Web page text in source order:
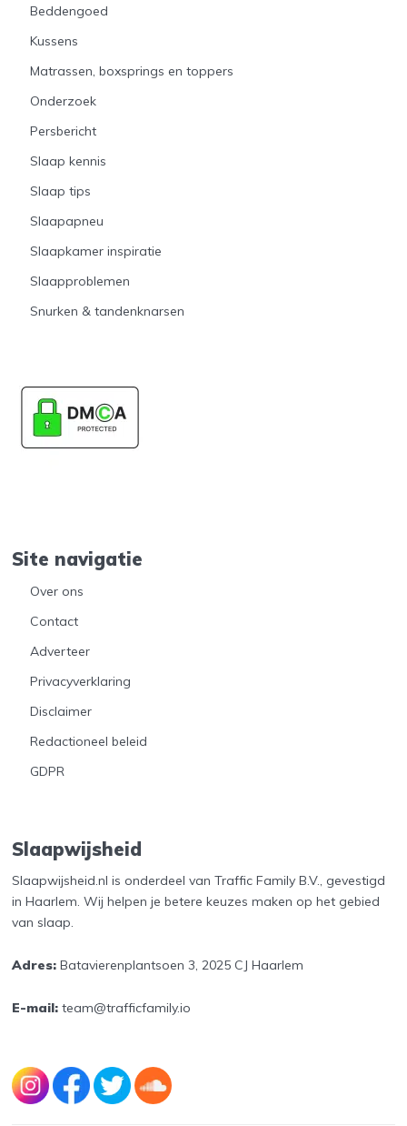
Beddengoed
Kussens
Matrassen, boxsprings en toppers
Onderzoek
Persbericht
Slaap kennis
Slaap tips
Slaapapneu
Slaapkamer inspiratie
Slaapproblemen
Snurken & tandenknarsen
Site navigatie
Over ons
Contact
Adverteer
Privacyverklaring
Disclaimer
Redactioneel beleid
GDPR
Slaapwijsheid
Slaapwijsheid.nl is onderdeel van Traffic Family B.V., gevestigd
in Haarlem. Wij helpen je betere keuzes maken op het gebied
van slaap.
Adres:Batavierenplantsoen 3, 2025 CJ Haarlem
E-mail:team@trafficfamily.io